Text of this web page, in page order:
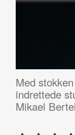
Med
indrettede
Mikael